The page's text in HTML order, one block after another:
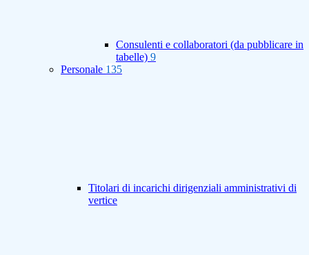
Consulenti e collaboratori (da pubblicare in
tabelle) 9
Personale 135
Titolari di incarichi dirigenziali amministrativi di
vertice